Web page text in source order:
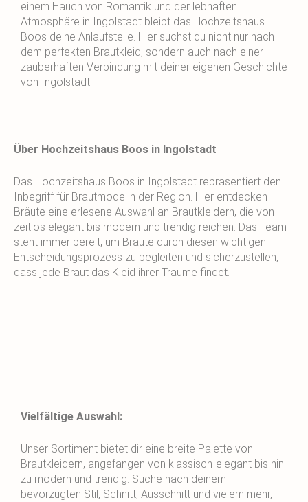
einem Hauch von Romantik und der lebhaften
Atmosphäre in Ingolstadt bleibt das Hochzeitshaus
Boos deine Anlaufstelle. Hier suchst du nicht nur nach
dem perfekten Brautkleid, sondern auch nach einer
zauberhaften Verbindung mit deiner eigenen Geschichte
von Ingolstadt.
Über Hochzeitshaus Boos in Ingolstadt
Das Hochzeitshaus Boos in Ingolstadt repräsentiert den
Inbegriff für Brautmode in der Region. Hier entdecken
Bräute eine erlesene Auswahl an Brautkleidern, die von
zeitlos elegant bis modern und trendig reichen. Das Team
steht immer bereit, um Bräute durch diesen wichtigen
Entscheidungsprozess zu begleiten und sicherzustellen,
dass jede Braut das Kleid ihrer Träume findet.
Vielfältige Auswahl:
Unser Sortiment bietet dir eine breite Palette von
Brautkleidern, angefangen von klassisch-elegant bis hin
zu modern und trendig. Suche nach deinem
bevorzugten Stil, Schnitt, Ausschnitt und vielem mehr,